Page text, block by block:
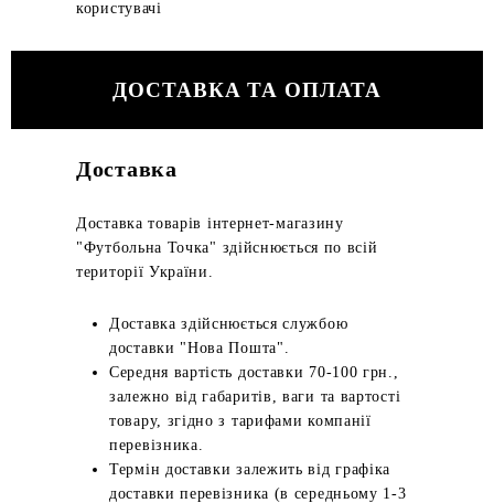
користувачі
ДОСТАВКА ТА ОПЛАТА
Доставка
Доставка товарів інтернет-магазину
"Футбольна Точка" здійснюється по всій
території України.
Доставка здійснюється службою
доставки "Нова Пошта".
Середня вартість доставки 70-100 грн.,
залежно від габаритів, ваги та вартості
товару, згідно з тарифами компанії
перевізника.
Термін доставки залежить від графіка
доставки перевізника (в середньому 1-3